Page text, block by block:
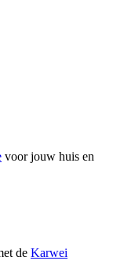
voor jouw huis en
de Karwei